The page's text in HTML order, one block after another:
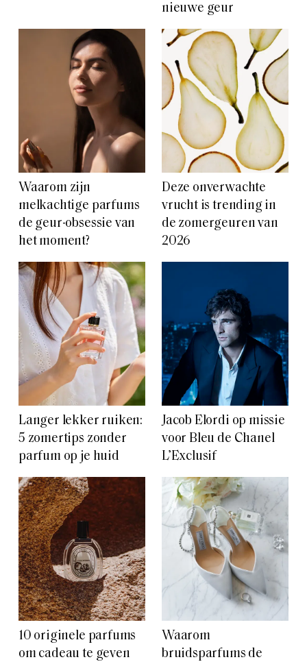
nieuwe geur
Waarom zijn
melkachtige parfums
de geur-obsessie van
het moment?
Deze onverwachte
vrucht is trending in
de zomergeuren van
2026
Langer lekker ruiken:
5 zomertips zonder
parfum op je huid
Jacob Elordi op missie
voor Bleu de Chanel
L’Exclusif
10 originele parfums
om cadeau te geven
Waarom
bruidsparfums de